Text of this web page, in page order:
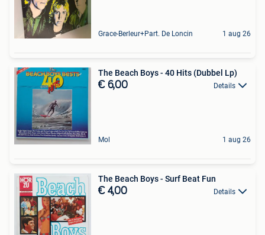
Grace-Berleur+Part. De Loncin 1 aug 26
The Beach Boys - 40 Hits (Dubbel Lp)
€ 6,00 Details
Mol 1 aug 26
The Beach Boys - Surf Beat Fun
€ 4,00 Details